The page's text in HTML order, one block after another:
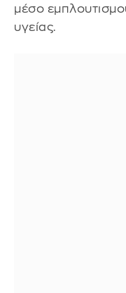
μέσο
υγείας.